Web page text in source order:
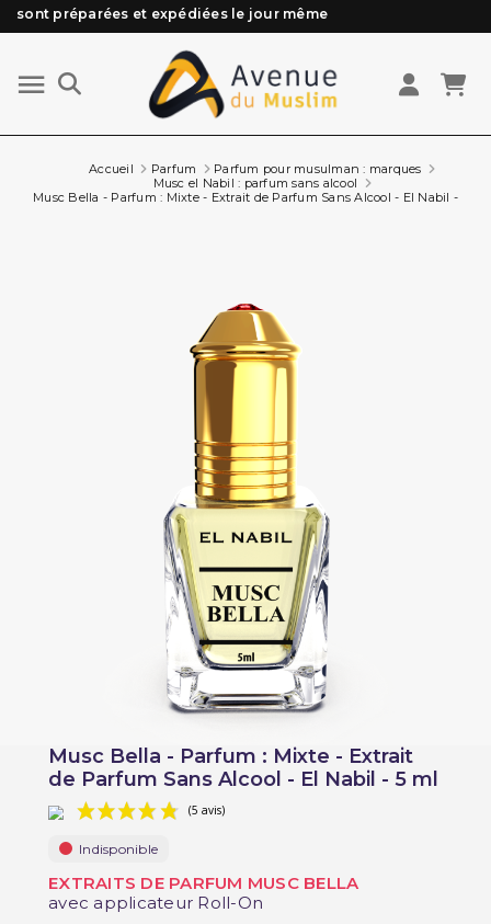
Besoin d'aide ? Retrouvez notre FAQ
Livraison offerte à partir de 89€ d'achat*
Les Commandes passées avant 15h (lun au Vend)
sont préparées et expédiées le jour même
Accueil Parfum
Parfum pour musulman : marques
Musc el Nabil : parfum sans alcool
Musc Bella - Parfum : Mixte - Extrait de Parfum Sans Alcool - El Nabil - 5 ml
Musc Bella - Parfum : Mixte - Extrait
de Parfum Sans Alcool - El Nabil - 5 ml
Indisponible
EXTRAITS DE PARFUM MUSC BELLA
avec applicateur Roll-On